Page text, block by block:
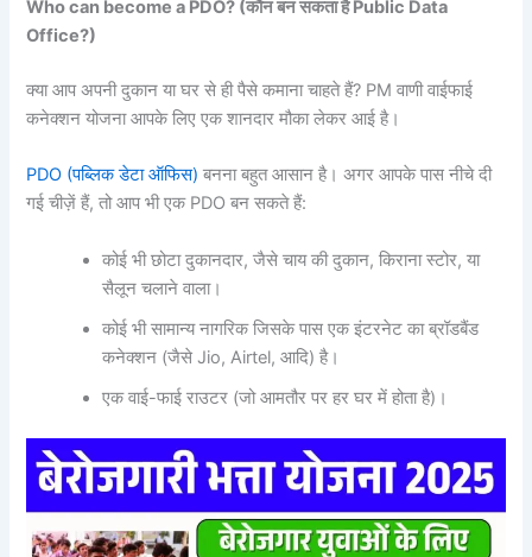
Who can become a PDO? (कौनबनसकताहै Public Data
Office?)
क्या आप अपनी दुकान या घर से ही पैसे कमाना चाहते हैं? PM वाणी वाईफाई
कनेक्शन योजना आपके लिए एक शानदार मौका लेकर आई है।
PDO (पब्लिक डेटा ऑफिस) बनना बहुत आसान है। अगर आपके पास नीचे दी
गई चीज़ें हैं, तो आप भी एक PDO बन सकते हैं:
कोई भी छोटा दुकानदार, जैसे चाय की दुकान, किराना स्टोर, या
सैलून चलाने वाला।
कोई भी सामान्य नागरिक जिसके पास एक इंटरनेट का ब्रॉडबैंड
कनेक्शन (जैसे Jio, Airtel, आदि) है।
एक वाई-फाई राउटर (जो आमतौर पर हर घर में होता है)।